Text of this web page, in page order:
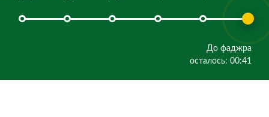
До фаджра
осталось: 00:41